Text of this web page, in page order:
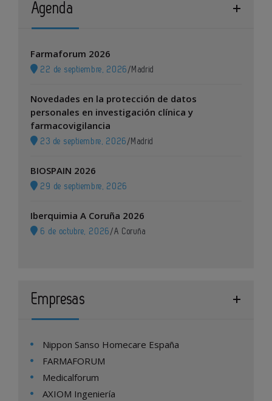
Agenda
Farmaforum 2026
22 de septiembre, 2026 / Madrid
Novedades en la protección de datos
personales en investigación clínica y
farmacovigilancia
23 de septiembre, 2026 / Madrid
BIOSPAIN 2026
29 de septiembre, 2026
Iberquimia A Coruña 2026
6 de octubre, 2026 /A Coruña
Empresas
Nippon Sanso Homecare España
FARMAFORUM
Medicalforum
AXIOM Ingeniería